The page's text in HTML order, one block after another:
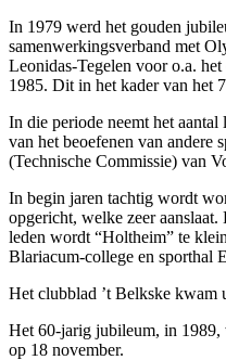
In 1979 werd het gouden
samenwerkingsverband met
Leonidas-Tegelen voor o.a.
1985. Dit in het kader van het
In die periode neemt het
van het beoefenen van andere
(Technische Commissie) van
In begin jaren tachtig wordt
opgericht, welke zeer
leden wordt “Holtheim” te
Blariacum-college en sporthal
Het clubblad ’t Belkske kwam
Het 60-jarig jubileum, in 1989,
op 18 november.